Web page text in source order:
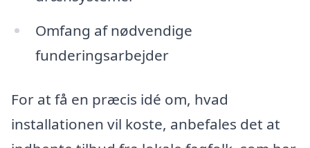
Omfang af nødvendige
funderingsarbejder
For at få en præcis idé om, hvad
installationen vil koste, anbefales det at